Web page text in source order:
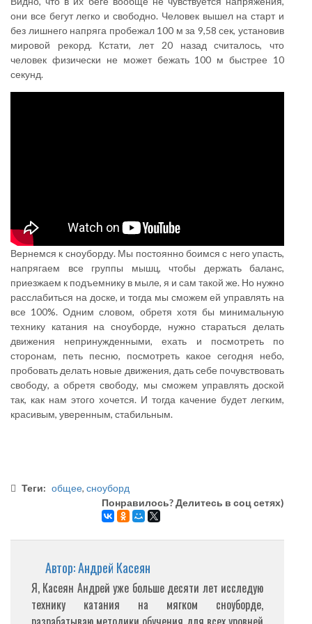
они все бегут легко и свободно. Человек вышел на старт и
без лишнего напряга пробежал 100 м за 9,58 сек, установив
мировой рекорд. Кстати, лет 20 назад считалось, что
человек физически не может бежать 100 м быстрее 10
секунд.
Вернемся к сноуборду. Мы постоянно боимся с него упасть,
напрягаем все группы мышц, чтобы держать баланс,
приезжаем к подъемнику в мыле, я и сам такой же. Но нужно
расслабиться на доске, и тогда мы сможем ей управлять на
все 100%. Одним словом, обретя хотя бы минимальную
технику катания на сноуборде, нужно стараться делать
движения непринужденными, ехать и посмотреть по
сторонам, петь песню, посмотреть какое сегодня небо,
пробовать делать новые движения, дать себе почувствовать
свободу, а обретя свободу, мы сможем управлять доской
так, как нам этого хочется. И тогда качение будет легким,
красивым, уверенным, стабильным.
Теги: общее, сноуборд
Понравилось? Делитесь в соц сетях)
Автор: Андрей Касеян
Я, Касеян Андрей уже больше десяти лет исследую
технику катания на мягком сноуборде,